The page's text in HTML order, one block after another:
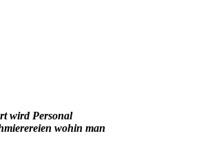
wird Personal
wohin man